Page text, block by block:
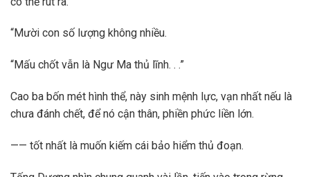
“Mười con số lượng không nhiều.
“Mấu chốt vẫn là Ngư Ma thủ lĩnh. . .”
Cao ba bốn mét hình thể, này sinh mệnh lực, vạn nhất nếu là
chưa đánh chết, để nó cận thân, phiền phức liền lớn.
—— tốt nhất là muốn kiếm cái bảo hiểm thủ đoạn.